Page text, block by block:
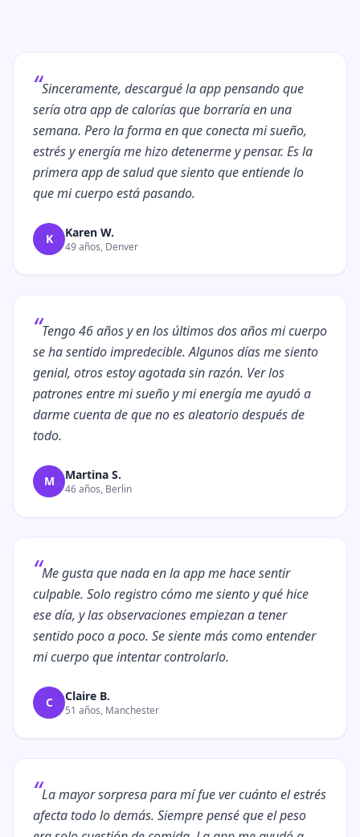
“Sinceramente, descargué la app pensando que
sería otra app de calorías que borraría en una
semana. Pero la forma en que conecta mi sueño,
estrés y energía me hizo detenerme y pensar. Es la
primera app de salud que siento que entiende lo
que mi cuerpo está pasando.
K Karen W.
49 años, Denver
“Tengo 46 años y en los últimos dos años mi cuerpo
se ha sentido impredecible. Algunos días me siento
genial, otros estoy agotada sin razón. Ver los
patrones entre mi sueño y mi energía me ayudó a
darme cuenta de que no es aleatorio después de
todo.
M Martina S.
46 años, Berlin
“Me gusta que nada en la app me hace sentir
culpable. Solo registro cómo me siento y qué hice
ese día, y las observaciones empiezan a tener
sentido poco a poco. Se siente más como entender
mi cuerpo que intentar controlarlo.
C Claire B.
51 años, Manchester
“La mayor sorpresa para mí fue ver cuánto el estrés
afecta todo lo demás. Siempre pensé que el peso